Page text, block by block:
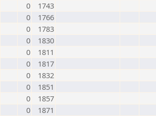
0
1743
0
1766
0
1783
0
1830
0
1811
0
1817
0
1832
0
1851
0
1857
0
1871